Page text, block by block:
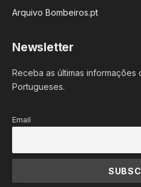
Arquivo Bombeiros.pt
Newsletter
Receba as últimas
Portugueses.
Email